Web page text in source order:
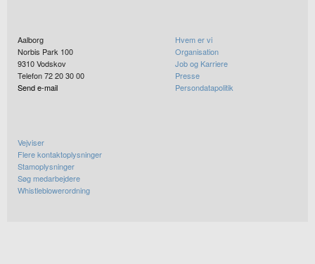
Aalborg
Norbis Park 100
9310Vodskov
Telefon 72 20 30 00
Send e-mail
Hvem er vi
Organisation
Job og Karriere
Presse
Persondatapolitik
Vejviser
Flere kontaktoplysninger
Stamoplysninger
Søg medarbejdere
Whistleblowerordning